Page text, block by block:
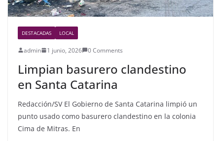
DESTACADAS LOCAL
admin 1 junio, 2026 0 Comments
Limpian basurero clandestino
en Santa Catarina
Redacción/SV El Gobierno de Santa Catarina limpió un
punto usado como basurero clandestino en la colonia
Cima de Mitras. En